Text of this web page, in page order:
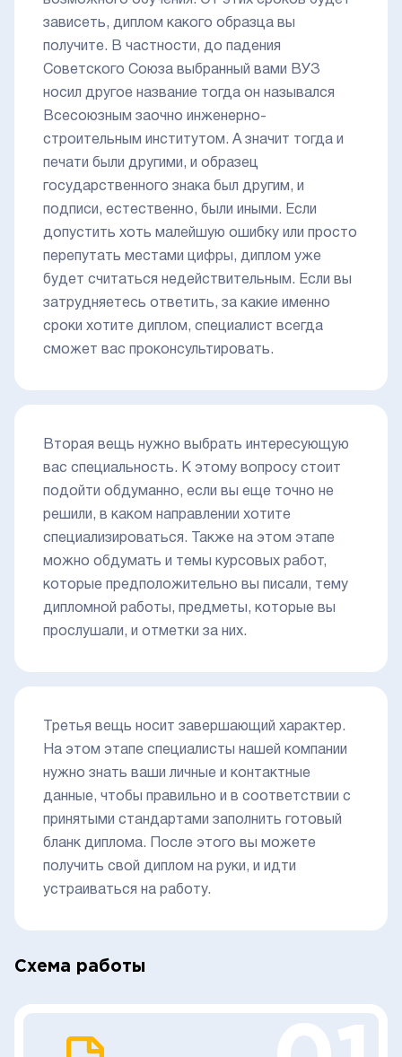
зависеть, диплом какого образца вы
получите. В частности, до падения
Советского Союза выбранный вами ВУЗ
носил другое название тогда он назывался
Всесоюзным заочно инженерно-
строительным институтом. А значит тогда и
печати были другими, и образец
государственного знака был другим, и
подписи, естественно, были иными. Если
допустить хоть малейшую ошибку или просто
перепутать местами цифры, диплом уже
будет считаться недействительным. Если вы
затрудняетесь ответить, за какие именно
сроки хотите диплом, специалист всегда
сможет вас проконсультировать.
Вторая вещь нужно выбрать интересующую
вас специальность. К этому вопросу стоит
подойти обдуманно, если вы еще точно не
решили, в каком направлении хотите
специализироваться. Также на этом этапе
можно обдумать и темы курсовых работ,
которые предположительно вы писали, тему
дипломной работы, предметы, которые вы
прослушали, и отметки за них.
Третья вещь носит завершающий характер.
На этом этапе специалисты нашей компании
нужно знать ваши личные и контактные
данные, чтобы правильно и в соответствии с
принятыми стандартами заполнить готовый
бланк диплома. После этого вы можете
получить свой диплом на руки, и идти
устраиваться на работу.
Схема работы